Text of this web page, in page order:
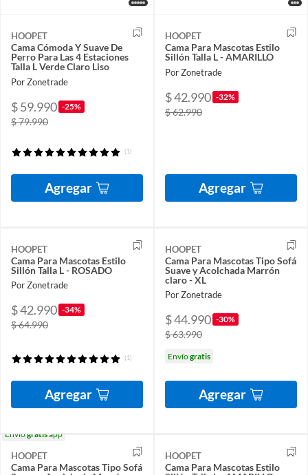
HOOPET
Cama Cómoda Y Suave De
Perro Para Las 4 Estaciones
Talla L Verde Claro Liso
Por Zonetrade
$ 59.990 -25%
$ 79.990
(1)
Agregar
HOOPET
Cama Para Mascotas Estilo
Sillón Talla L - AMARILLO
Por Zonetrade
$ 42.990 -32%
$ 62.990
Agregar
HOOPET
Cama Para Mascotas Estilo
Sillón Talla L - ROSADO
Por Zonetrade
$ 42.990 -34%
$ 64.990
(1)
Agregar
HOOPET
Cama Para Mascotas Tipo Sofá
Suave y Acolchada Marrón
claro - XL
Por Zonetrade
$ 44.990 -30%
$ 63.990
Envíogratis
Agregar
Envíogratisapp
HOOPET
Cama Para Mascotas Tipo Sofá
HOOPET
Cama Para Mascotas Estilo